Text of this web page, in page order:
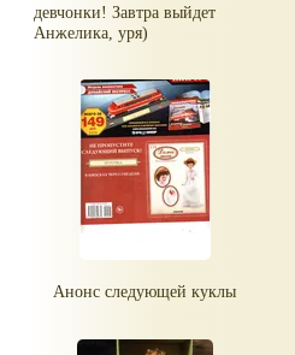
девчонки! Завтра выйдет
Анжелика, уря)
Анонс следующей куклы